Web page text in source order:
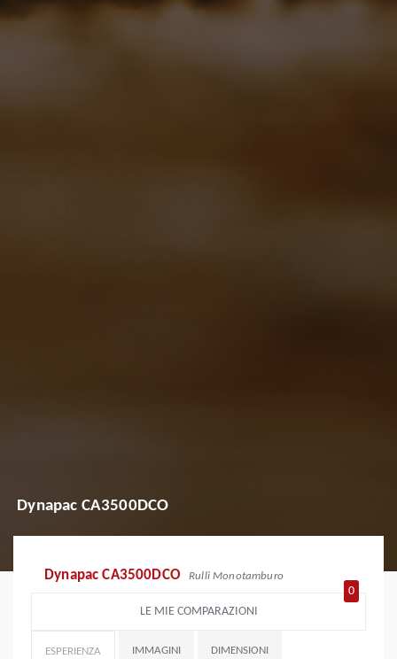
Dynapac CA3500DCO
Dynapac CA3500DCO Rulli Monotamburo
0
LE MIE COMPARAZIONI
ESPERIENZA IMMAGINI DIMENSIONI